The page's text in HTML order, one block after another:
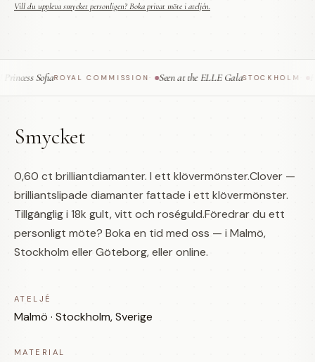
Vill du uppleva smycket personligen? Boka privat möte i ateljén.
SofiaROYAL COMMISSION· Seen at the ELLE GalaSTOCKHOLM ·
Smycket
0,60 ct brilliantdiamanter. I ett klövermönster.Clover —
brilliantslipade diamanter fattade i ett klövermönster.
Tillgänglig i 18k gult, vitt och roséguld.Föredrar du ett
personligt möte? Boka en tid med oss — i Malmö,
Stockholm eller Göteborg, eller online.
ATELJÉ
Malmö · Stockholm, Sverige
MATERIAL